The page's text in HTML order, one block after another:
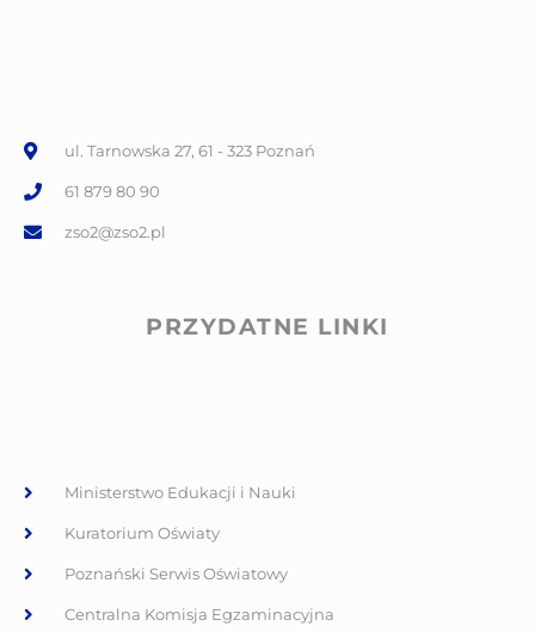
ul. Tarnowska 27, 61 - 323 Poznań
61 879 80 90
zso2@zso2.pl
PRZYDATNE LINKI
Ministerstwo Edukacji i Nauki
Kuratorium Oświaty
Poznański Serwis Oświatowy
Centralna Komisja Egzaminacyjna